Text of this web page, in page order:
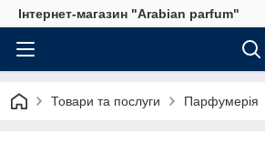
Інтернет-магазин "Arabian parfum"
Товари та послуги Парфумерія